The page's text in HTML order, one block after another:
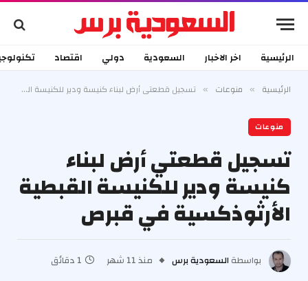
الرئيسية اخر الاخبار السعودية دولي اقتصاد
الرئيسية » منوعات » تسجيل قطعتي أرض لبناء كنيسة ودير للكنيسة القبطية الأرثوذكسية في قبرص
منوعات
تسجيل قطعتي أرض لبناء
كنيسة ودير للكنيسة القبطية
الأرثوذكسية في قبرص
بواسطة السعودية برس منذ 11 شهر 1 دقائق